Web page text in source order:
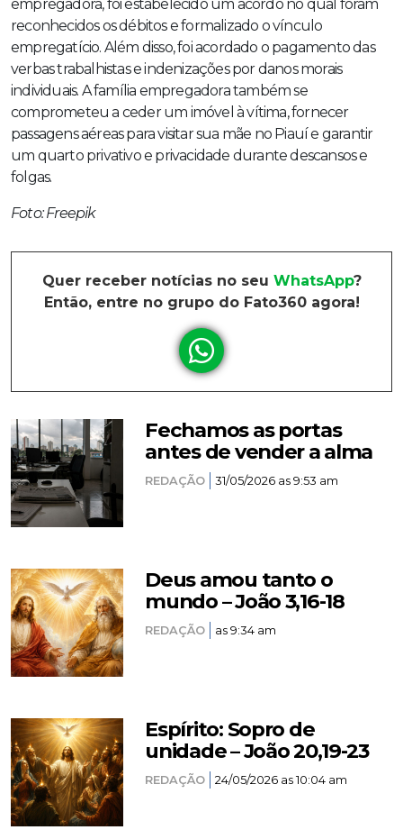
empregadora, foi estabelecido um acordo no qual foram
reconhecidos os débitos e formalizado o vínculo
empregatício. Além disso, foi acordado o pagamento das
verbas trabalhistas e indenizações por danos morais
individuais. A família empregadora também se
comprometeu a ceder um imóvel à vítima, fornecer
passagens aéreas para visitar sua mãe no Piauí e garantir
um quarto privativo e privacidade durante descansos e
folgas.
Foto: Freepik
Quer receber notícias no seu WhatsApp?
Então, entre no grupo do Fato360 agora!
Fechamos as portas
antes de vender a alma
REDAÇÃO 31/05/2026 as 9:53 am
Deus amou tanto o
mundo – João 3,16-18
REDAÇÃO as 9:34 am
Espírito: Sopro de
unidade – João 20,19-23
REDAÇÃO 24/05/2026 as 10:04 am